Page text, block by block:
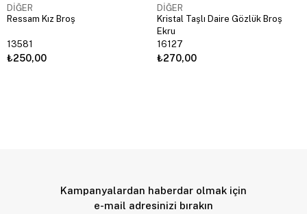
DİĞER
Ressam Kız Broş
13581
₺250,00
DİĞER
Kristal Taşlı Daire Gözlük Broş
Ekru
16127
₺270,00
Kampanyalardan haberdar olmak için
e-mail adresinizi bırakın